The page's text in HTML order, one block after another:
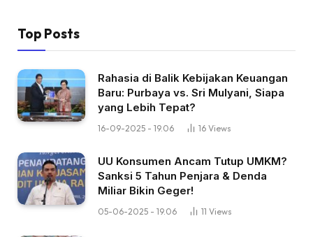
Top Posts
Rahasia di Balik Kebijakan Keuangan
Baru: Purbaya vs. Sri Mulyani, Siapa
yang Lebih Tepat?
16-09-2025 - 19.06 16 Views
UU Konsumen Ancam Tutup UMKM?
Sanksi 5 Tahun Penjara & Denda
Miliar Bikin Geger!
05-06-2025 - 19.06 11 Views